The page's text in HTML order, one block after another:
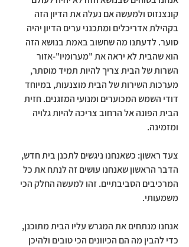
קונצנזוס ולמעשה אם נעלה את הדיון הזה
בקהילת אדריכלים ומתכנני ערים הדיון יהיה
סוער. לדעתנו מה שחשוב באמת בנושא הזה
הוא שהבית לא יראה את "מערומיו"-אזור
השרות של הבית צריך להיות תמיד מוסתר,
מערכות השירות של הבית מוצנעות, במיוחד
דודי השמש המכוערים ומנועי המזגנים. חזית
הבית הפונה אל הרחוב צריכה להיות גלויה
ומזמינה.
צעד ראשון: כשאנחנו ניגשים לתכנן בית חדש,
הדבר הראשון שאנחנו עושים זה לנתח את כל
המרכיבים הסביבתיים. זהו למעשה החלק הכי
משמעותי.
אנחנו מנתחים את המגרש עליו הבית מתוכנן,
כדי להבין מה הם הכיוונים הכי טובים ולהיכן